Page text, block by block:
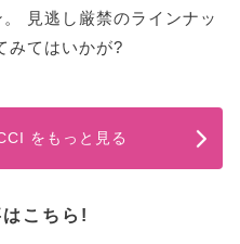
見逃し厳禁のラインナッ
みてはいかが?
をもっと見る
こちら!